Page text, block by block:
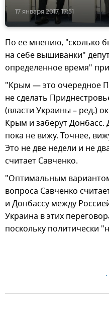
17 января 2017, 17:51
По ее мнению, "сколько
на себе вышиванки"
определенное время"
"Крым — это очередное
не сделать
(власти Украины – ред.)
Крым и заберут Донбасс.
пока не вижу. Точнее,
Это не две недели и не
считает Савченко.
"Оптимальным
вопроса Савченко
и Донбассу между
Украина в этих
поскольку политически